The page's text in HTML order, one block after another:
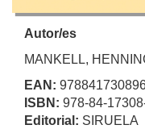
Autor/es
MANKELL,
EAN:
ISBN: 978-84-
Editorial: SIRUELA